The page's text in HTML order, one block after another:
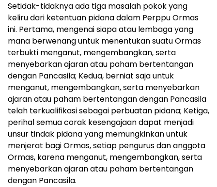
Setidak-tidaknya ada tiga masalah pokok yang
keliru dari ketentuan pidana dalam Perppu Ormas
ini. Pertama, mengenai siapa atau lembaga yang
mana berwenang untuk menentukan suatu Ormas
terbukti menganut, mengembangkan, serta
menyebarkan ajaran atau paham bertentangan
dengan Pancasila; Kedua, berniat saja untuk
menganut, mengembangkan, serta menyebarkan
ajaran atau paham bertentangan dengan Pancasila
telah terkualifikasi sebagai perbuatan pidana; Ketiga,
perihal semua corak kesengajaan dapat menjadi
unsur tindak pidana yang memungkinkan untuk
menjerat bagi Ormas, setiap pengurus dan anggota
Ormas, karena menganut, mengembangkan, serta
menyebarkan ajaran atau paham bertentangan
dengan Pancasila.